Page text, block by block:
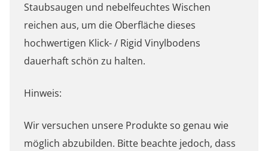
Staubsaugen und nebelfeuchtes Wischen
reichen aus, um die Oberfläche dieses
hochwertigen Klick- / Rigid Vinylbodens
dauerhaft schön zu halten.
Hinweis:
Wir versuchen unsere Produkte so genau wie
möglich abzubilden. Bitte beachte jedoch, dass